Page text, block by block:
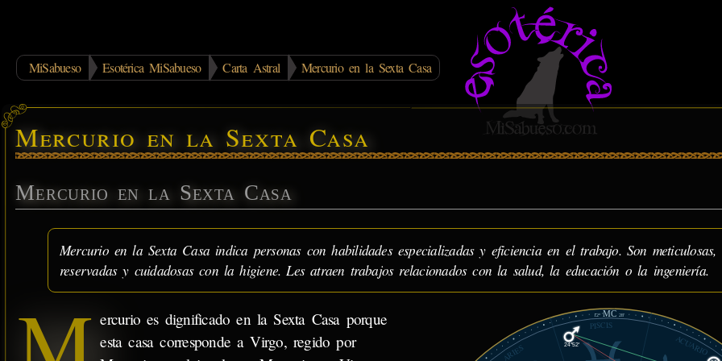
MiSabueso Esotérica MiSabueso Carta Astral Mercurio en la Sexta Casa
Mercurio en la Sexta Casa
Mercurio en la Sexta Casa
Mercurio en la Sexta Casa indica personas con habilidades especializadas y eficiencia en el trabajo. Son meticulosas,
reservadas y cuidadosas con la higiene. Les atraen trabajos relacionados con la salud, la educación o la ingeniería.
12°MC 28'
ARIES ACUARIO
PISCIS
24°52'
ercurio es dignificado en la Sexta Casa porque
esta casa corresponde a Virgo, regido por